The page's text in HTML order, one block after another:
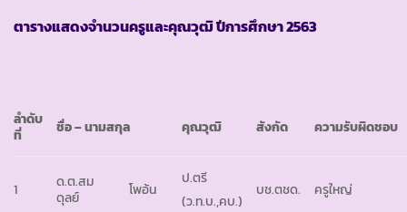
ตารางแสดงจำนวนครูและคุณวุฒิ ปีการศึกษา2563
ลำดับ
ที่
ชื่อ – นามสกุล คุณวุฒิ สังกัด ความรับผิดชอบ
1
ด.ต.สม
ดุลย์
โพอ้น
ป.ตรี
(ว.ท.บ.,คบ.)
บช.ตชด. ครูใหญ่